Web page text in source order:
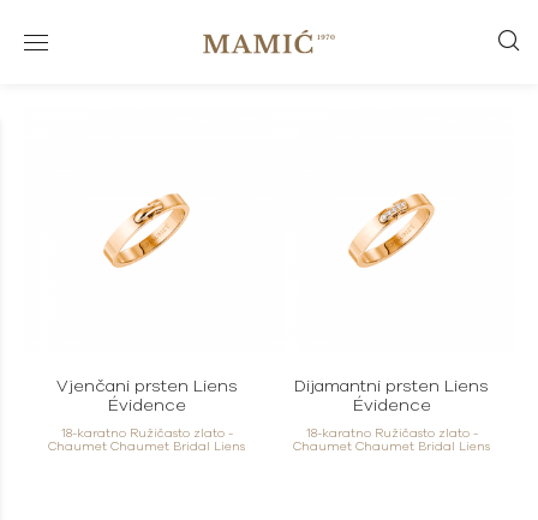
Vjenčani prsten Liens
Évidence
18-karatno Ružičasto zlato -
Chaumet Chaumet Bridal Liens
Dijamantni prsten Liens
Évidence
18-karatno Ružičasto zlato -
Chaumet Chaumet Bridal Liens